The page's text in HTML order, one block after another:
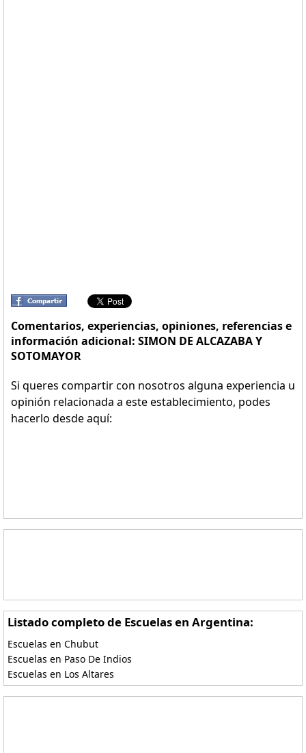
Comentarios, experiencias, opiniones, referencias e
información adicional: SIMON DE ALCAZABA Y
SOTOMAYOR
Si queres compartir con nosotros alguna experiencia u
opinión relacionada a este establecimiento, podes
hacerlo desde aquí:
Listado completo de Escuelas en Argentina:
Escuelas en Chubut
Escuelas en Paso De Indios
Escuelas en Los Altares